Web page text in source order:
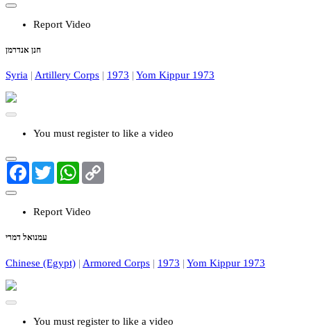
Report Video
חנן אנדרמן
Syria | Artillery Corps | 1973 | Yom Kippur 1973
You must register to like a video
Facebook
TwitterWhatsApp
Report Video
עמנואל דמרי
Chinese (Egypt) | Armored Corps | 1973 | Yom Kippur 1973
You must register to like a video